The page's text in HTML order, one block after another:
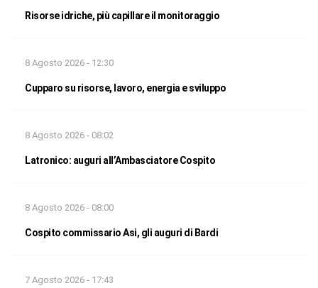
Risorse idriche, più capillare il monitoraggio
8 Agosto 2026 - 12:30
Cupparo su risorse, lavoro, energia e sviluppo
8 Agosto 2026 - 08:02
Latronico: auguri all’Ambasciatore Cospito
8 Agosto 2026 - 08:00
Cospito commissario Asi, gli auguri di Bardi
7 Agosto 2026 - 17:43